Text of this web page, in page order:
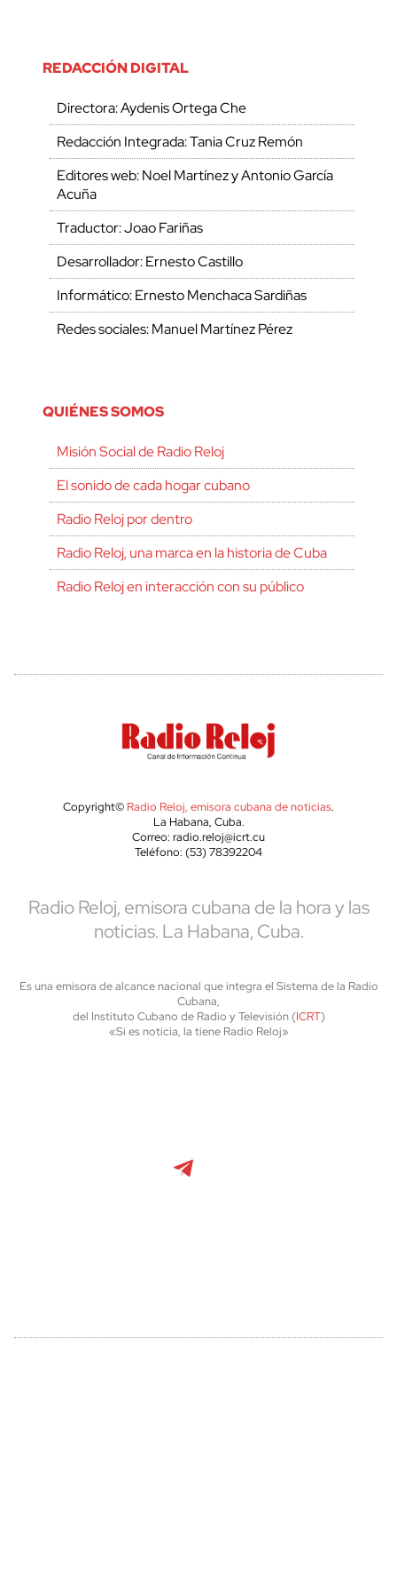
REDACCIÓN DIGITAL
Directora: Aydenis Ortega Che
Redacción Integrada: Tania Cruz Remón
Editores web: Noel Martínez y Antonio García
Acuña
Traductor: Joao Fariñas
Desarrollador: Ernesto Castillo
Informático: Ernesto Menchaca Sardiñas
Redes sociales: Manuel Martínez Pérez
QUIÉNES SOMOS
Misión Social de Radio Reloj
El sonido de cada hogar cubano
Radio Reloj por dentro
Radio Reloj, una marca en la historia de Cuba
Radio Reloj en interacción con su público
Copyright© Radio Reloj, emisora cubana de noticias.
La Habana, Cuba.
Correo: radio.reloj@icrt.cu
Teléfono: (53) 78392204
Radio Reloj, emisora cubana de la hora y las
noticias. La Habana, Cuba.
Es una emisora de alcance nacional que integra el Sistema de la Radio
Cubana,
del Instituto Cubano de Radio y Televisión (ICRT)
«Si es noticia, la tiene Radio Reloj»